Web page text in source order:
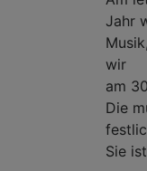
Jahr
wir
am
Die
Sie